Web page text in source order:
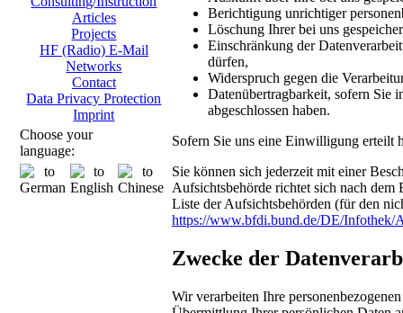
Articles
Projects
HF (Radio) E-Mail
Networks
Contact
Data Privacy Protection
Imprint
Choose your
language:
Berichtigung unrichtiger
Löschung Ihrer bei uns
Einschränkung der
dürfen,
Widerspruch gegen die
Datenübertragbarkeit, sofern Sie
abgeschlossen haben.
Sofern Sie uns eine Einwilligung erteilt
Sie können sich jederzeit mit einer
Aufsichtsbehörde richtet sich nach
Liste der Aufsichtsbehörden (für den
https://www.bfdi.bund.de/DE/Infothek/
Zwecke der
Wir verarbeiten Ihre